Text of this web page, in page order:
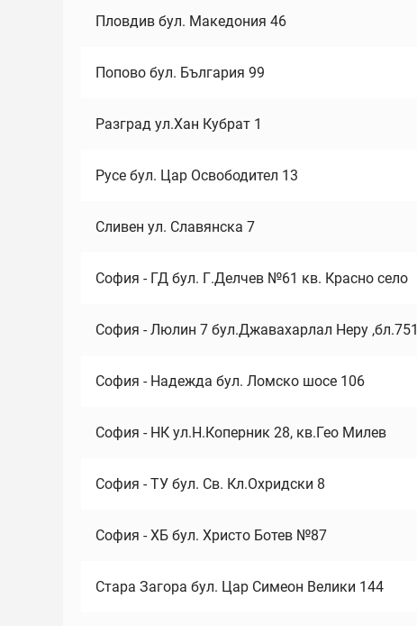
Пловдив бул. Македония 46
Попово бул. България 99
Разград ул.Хан Кубрат 1
Русе бул. Цар Освободител 13
Сливен ул. Славянска 7
София - ГД бул. Г.Делчев №61 кв. Красно село
София - Люлин 7 бул.Джавахарлал Неру ,бл.751
София - Надежда бул. Ломско шосе 106
София - НК ул.Н.Коперник 28, кв.Гео Милев
София - ТУ бул. Св. Кл.Охридски 8
София - ХБ бул. Христо Ботев №87
Стара Загора бул. Цар Симеон Велики 144